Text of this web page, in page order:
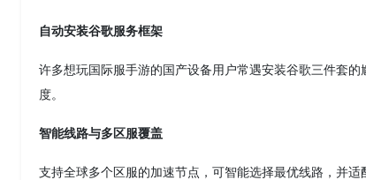
自动安装谷歌服务框架
许多想玩国际服手游的国产设备用户常遇安装谷歌三件套
度。
智能线路与多区服覆盖
支持全球多个区服的加速节点，可智能选择最优线路，并